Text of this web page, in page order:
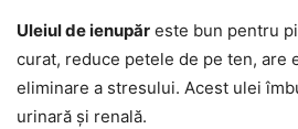
Uleiul de ienupăr este bun pentru
curat, reduce petele de pe ten, are
eliminare a stresului. Acest ulei
urinară și renală.